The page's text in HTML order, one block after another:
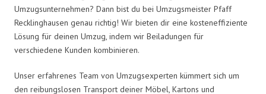
Umzugsunternehmen? Dann bist du bei Umzugsmeister Pfaff
Recklinghausen genau richtig! Wir bieten dir eine kosteneffiziente
Lösung für deinen Umzug, indem wir Beiladungen für
verschiedene Kunden kombinieren.
Unser erfahrenes Team von Umzugsexperten kümmert sich um
den reibungslosen Transport deiner Möbel, Kartons und